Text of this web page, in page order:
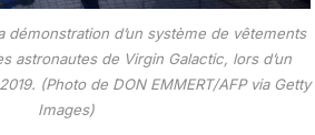
démonstration d’un système de vêtements
astronautes de Virgin Galactic, lors d’un
(Photo de DON EMMERT/AFP via Getty
Images)